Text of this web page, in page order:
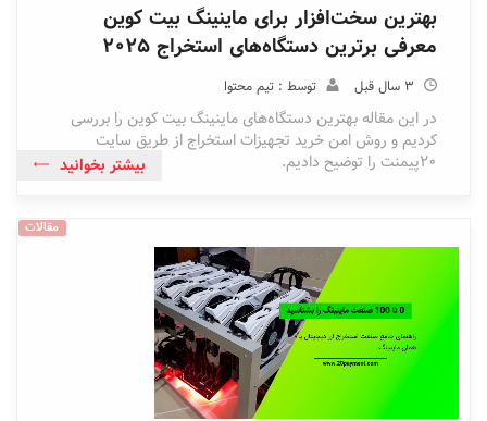
بهترین سخت‌افزار برای ماینینگ بیت کوین
معرفی برترین دستگاه‌های استخراج ۲۰۲۵
3 سال قبل توسط : تیم محتوا
در این مقاله بهترین دستگاه‌های ماینینگ بیت کوین را بررسی
کردیم و روش امن خرید تجهیزات استخراج از طریق سایت
20پیمنت را توضیح دادیم.
بیشتر بخوانید
مقالات